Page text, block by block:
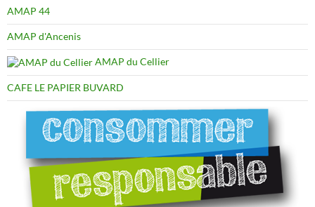
AMAP 44
AMAP d'Ancenis
AMAP du Cellier
CAFE LE PAPIER BUVARD